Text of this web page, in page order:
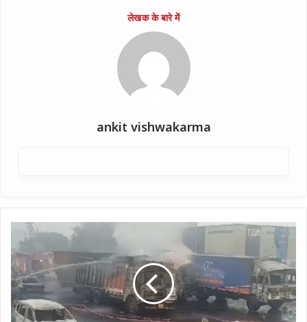
ankit vishwakarma
राजस्थान
जयपुर
में
भीषण
सड़क
हादसा,